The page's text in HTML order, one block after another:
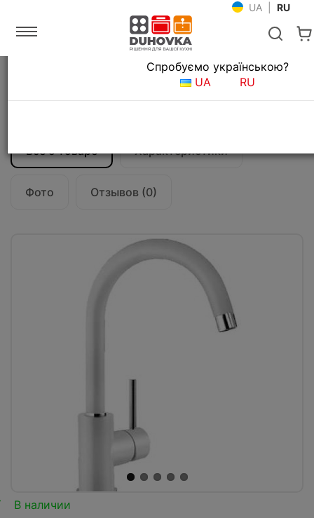
UA RU
Мойки и смесители Смесители для кухни
Смеситель кухонный Blanco Mida 519418
Все о товаре Характеристики
Фото Отзывов (0)
Язык магазина
Спробуємо українською?
UA
RU
В наличии